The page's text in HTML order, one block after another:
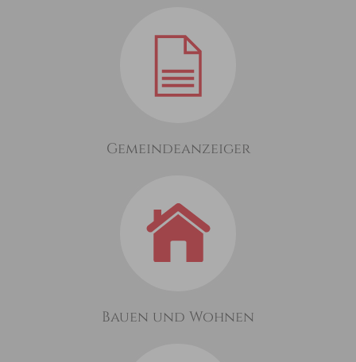
Gemeindeanzeiger
Bauen und Wohnen